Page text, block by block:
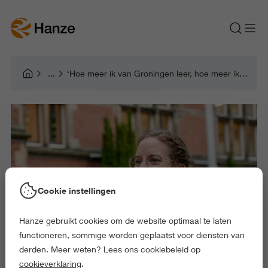
‘Hoe meer ik van Groningen leer, hoe meer ik van de stad ga houden’
Cookie instellingen
Hanze gebruikt cookies om de website optimaal te laten
functioneren, sommige worden geplaatst voor diensten van
derden. Meer weten? Lees ons cookiebeleid op
cookieverklaring.